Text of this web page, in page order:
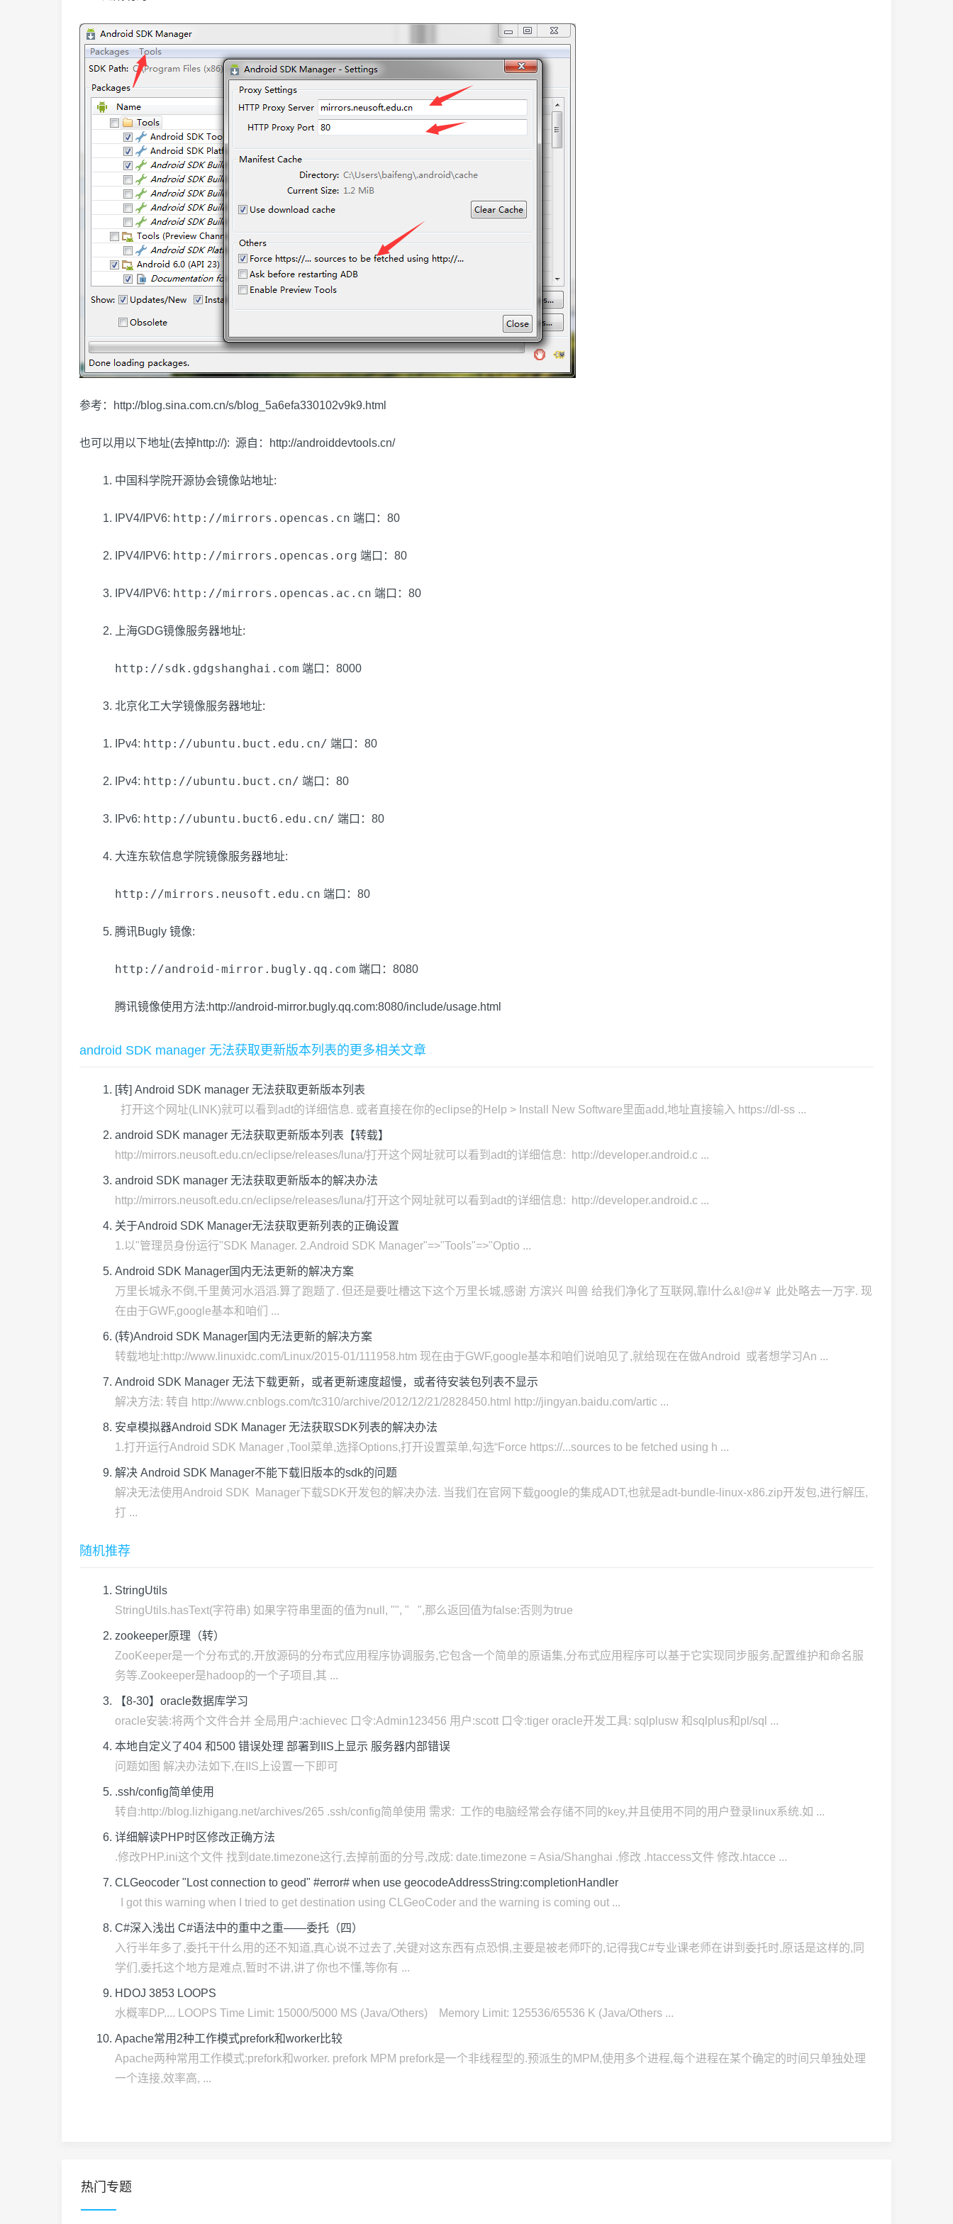
参考：http://blog.sina.com.cn/s/blog_5a6efa330102v9k9.html
也可以用以下地址(去掉http://): 源自：http://androiddevtools.cn/
中国科学院开源协会镜像站地址:
IPV4/IPV6: http://mirrors.opencas.cn 端口：80
IPV4/IPV6: http://mirrors.opencas.org 端口：80
IPV4/IPV6: http://mirrors.opencas.ac.cn 端口：80
上海GDG镜像服务器地址:
http://sdk.gdgshanghai.com 端口：8000
北京化工大学镜像服务器地址:
IPv4: http://ubuntu.buct.edu.cn/ 端口：80
IPv4: http://ubuntu.buct.cn/ 端口：80
IPv6: http://ubuntu.buct6.edu.cn/ 端口：80
大连东软信息学院镜像服务器地址:
http://mirrors.neusoft.edu.cn 端口：80
腾讯Bugly 镜像:
http://android-mirror.bugly.qq.com 端口：8080
腾讯镜像使用方法:http://android-mirror.bugly.qq.com:8080/include/usage.html
android SDK manager 无法获取更新版本列表的更多相关文章
[转] Android SDK manager 无法获取更新版本列表
打开这个网址(LINK)就可以看到adt的详细信息. 或者直接在你的eclipse的Help > Install New Software里面add,地址直接输入 https://dl-ss ...
android SDK manager 无法获取更新版本列表【转载】
http://mirrors.neusoft.edu.cn/eclipse/releases/luna/打开这个网址就可以看到adt的详细信息: http://developer.android.c ...
android SDK manager 无法获取更新版本的解决办法
http://mirrors.neusoft.edu.cn/eclipse/releases/luna/打开这个网址就可以看到adt的详细信息: http://developer.android.c ...
关于Android SDK Manager无法获取更新列表的正确设置
1.以"管理员身份运行"SDK Manager. 2.Android SDK Manager"=>"Tools"=>"Optio ...
Android SDK Manager国内无法更新的解决方案
万里长城永不倒,千里黄河水滔滔.算了跑题了. 但还是要吐槽这下这个万里长城,感谢 方滨兴 叫兽 给我们净化了互联网,靠!什么&!@#￥ 此处略去一万字. 现
在由于GWF,google基本和咱们 ...
(转)Android SDK Manager国内无法更新的解决方案
转载地址:http://www.linuxidc.com/Linux/2015-01/111958.htm 现在由于GWF,google基本和咱们说咱见了,就给现在在做Android 或者想学习An ...
Android SDK Manager 无法下载更新，或者更新速度超慢，或者待安装包列表不显示
解决方法: 转自 http://www.cnblogs.com/tc310/archive/2012/12/21/2828450.html http://jingyan.baidu.com/artic ...
安卓模拟器Android SDK Manager 无法获取SDK列表的解决办法
1.打开运行Android SDK Manager ,Tool菜单,选择Options,打开设置菜单,勾选“Force https://...sources to be fetched using h ...
解决 Android SDK Manager不能下载旧版本的sdk的问题
解决无法使用Android SDK Manager下载SDK开发包的解决办法. 当我们在官网下载google的集成ADT,也就是adt-bundle-linux-x86.zip开发包,进行解压,
打 ...
随机推荐
StringUtils
StringUtils.hasText(字符串) 如果字符串里面的值为null, "", " ",那么返回值为false:否则为true
zookeeper原理（转）
ZooKeeper是一个分布式的,开放源码的分布式应用程序协调服务,它包含一个简单的原语集,分布式应用程序可以基于它实现同步服务,配置维护和命名服
务等.Zookeeper是hadoop的一个子项目,其 ...
【8-30】oracle数据库学习
oracle安装:将两个文件合并 全局用户:achievec 口令:Admin123456 用户:scott 口令:tiger oracle开发工具: sqlplusw 和sqlplus和pl/sql ...
本地自定义了404 和500 错误处理 部署到IIS上显示 服务器内部错误
问题如图 解决办法如下,在IIS上设置一下即可
.ssh/config简单使用
转自:http://blog.lizhigang.net/archives/265 .ssh/config简单使用 需求: 工作的电脑经常会存储不同的key,并且使用不同的用户登录linux系统.如 ...
详细解读PHP时区修改正确方法
.修改PHP.ini这个文件 找到date.timezone这行,去掉前面的分号,改成: date.timezone = Asia/Shanghai .修改 .htaccess文件 修改.htacce ...
CLGeocoder "Lost connection to geod" #error# when use geocodeAddressString:completionHandler
I got this warning when I tried to get destination using CLGeoCoder and the warning is coming out ...
C#深入浅出 C#语法中的重中之重——委托（四）
入行半年多了,委托干什么用的还不知道,真心说不过去了,关键对这东西有点恐惧,主要是被老师吓的,记得我C#专业课老师在讲到委托时,原话是这样的,同
学们,委托这个地方是难点,暂时不讲,讲了你也不懂,等你有 ...
HDOJ 3853 LOOPS
水概率DP.... LOOPS Time Limit: 15000/5000 MS (Java/Others) Memory Limit: 125536/65536 K (Java/Others ...
Apache常用2种工作模式prefork和worker比较
Apache两种常用工作模式:prefork和worker. prefork MPM prefork是一个非线程型的.预派生的MPM,使用多个进程,每个进程在某个确定的时间只单独处理
一个连接,效率高, ...
热门专题